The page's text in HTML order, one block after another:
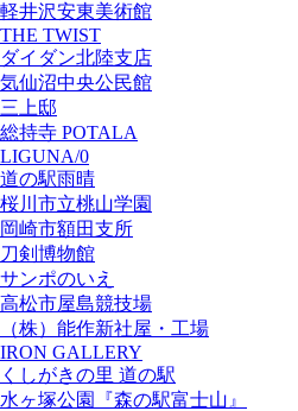
軽井沢安東美術館
THE TWIST
ダイダン北陸支店
気仙沼中央公民館
三上邸
総持寺 POTALA
LIGUNA/0
道の駅雨晴
桜川市立桃山学園
岡崎市額田支所
刀剣博物館
サンポのいえ
高松市屋島競技場
（株）能作新社屋・工場
IRON GALLERY
くしがきの里 道の駅
水ヶ塚公園『森の駅富士山』